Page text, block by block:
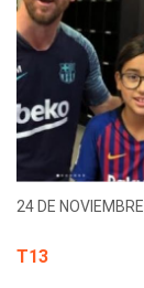
24 DE
T13